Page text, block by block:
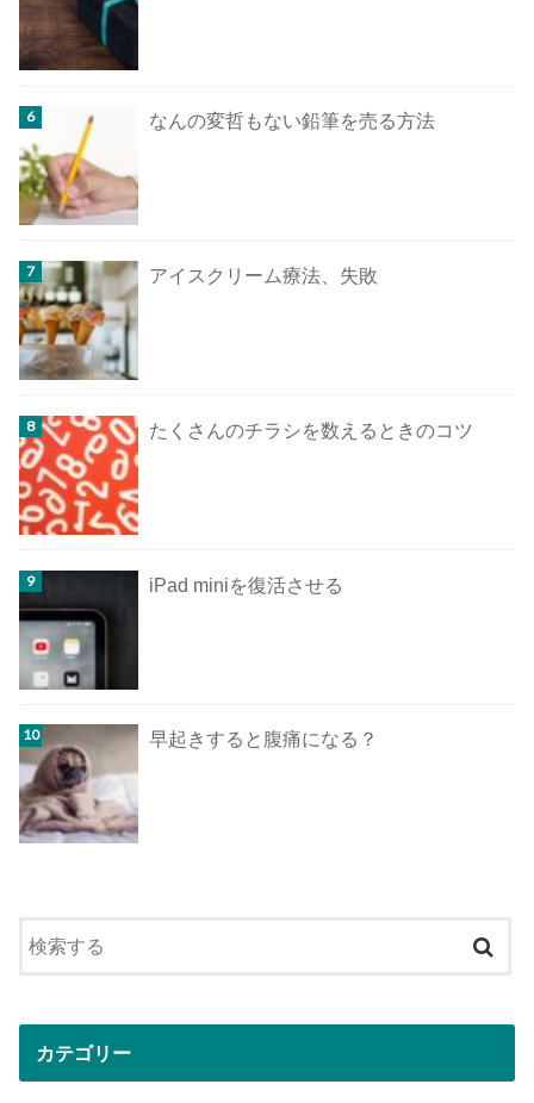
なんの変哲もない鉛筆を売る方法
アイスクリーム療法、失敗
たくさんのチラシを数えるときのコツ
iPad miniを復活させる
早起きすると腹痛になる？
カテゴリー